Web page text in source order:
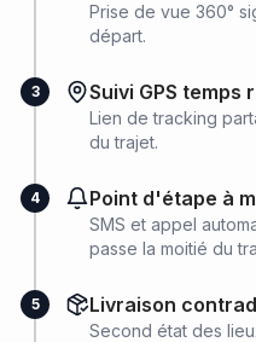
Prise de vue 360°
départ.
3 Suivi GPS temps
Lien de tracking
du trajet.
4 Point d'étape à
SMS et appel
passe la moitié du
5 Livraison
Second état des